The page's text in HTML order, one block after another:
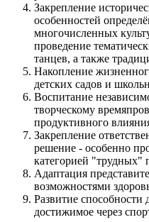
Закрепление
особенностей
многочисленных
проведение
танцев, а также
Накопление
детских садов и
Воспитание
творческому
продуктивного
Закрепление
решение - особенно
категорией "трудных"
Адаптация
возможностями
Развитие
достижимое через